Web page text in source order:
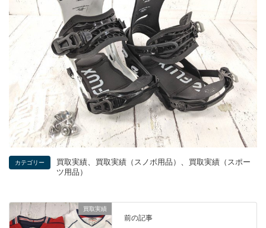
カテゴリー 買取実績 買取実績（スノボ用品）
買取実績（スポー
ツ用品）
買取実績
前の記事